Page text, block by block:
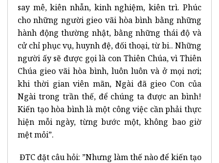
say mê, kiên nhẫn, kinh nghiệm, kiên trì. Phúc
cho những người gieo vãi hòa bình bằng những
hành động thường nhật, bằng những thái độ và
cử chỉ phục vụ, huynh đệ, đối thoại, từ bi.. Những
người ấy sẽ được gọi là con Thiên Chúa, vì Thiên
Chúa gieo vãi hòa bình, luôn luôn và ở mọi nơi;
khi thời gian viên mãn, Ngài đã gieo Con của
Ngài trong trần thế, để chúng ta được an bình!
Kiến tạo hòa bình là một công việc cần phải thực
hiện mỗi ngày, từng bước một, không bao giờ
mệt mỏi”.
ĐTC đặt câu hỏi: ”Nhưng làm thế nào để kiến tạo